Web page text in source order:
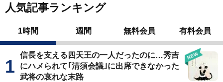
人気記事ランキング
1時間 週間 無料会員 有料会員
信長を支える四天王の一人だったのに…秀吉
にハメられて｢清須会議｣に出席できなかった
武将の哀れな末路